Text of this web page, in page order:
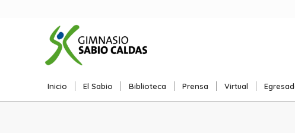
Inicio El Sabio Biblioteca Prensa Virtual